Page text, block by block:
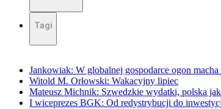
Tagi
Jankowiak: W globalnej gospodarce ogon macha
Witold M. Orłowski: Wakacyjny lipiec
Mateusz Michnik: Szwedzkie wydatki, polska
I wiceprezes BGK: Od redystrybucji do